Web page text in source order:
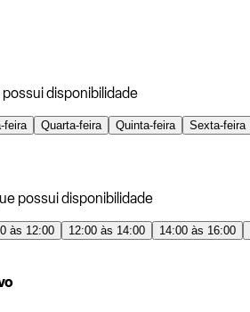
possui disponibilidade
feira Quarta-feira Quinta-feira Sexta-feira
possui disponibilidade
às 12:00 12:00 às 14:00 14:00 às 16:00